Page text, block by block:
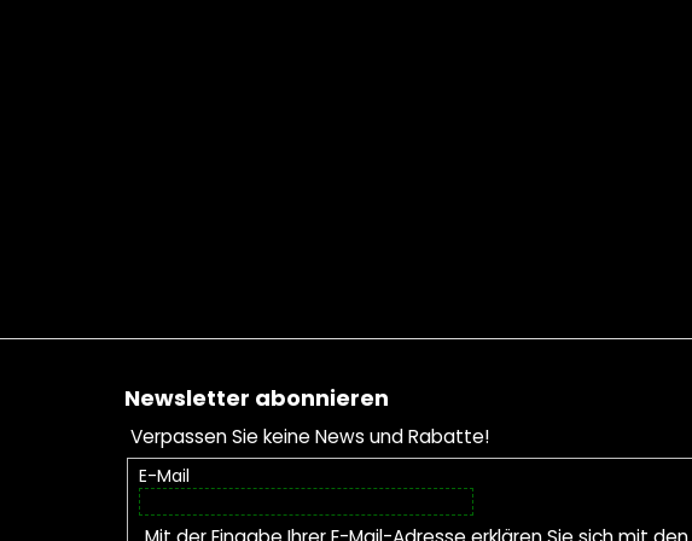
Fußzeile
Newsletter abonnieren
Verpassen Sie keine News und Rabatte!
E-Mail